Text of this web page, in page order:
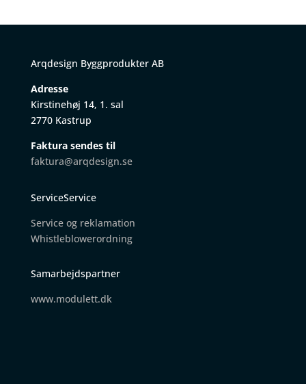
Arqdesign Byggprodukter AB
Adresse
Kirstinehøj 14, 1. sal
2770 Kastrup
Faktura sendes til
faktura@arqdesign.se
ServiceService
Service og reklamation
Whistleblowerordning
Samarbejdspartner
www.modulett.dk